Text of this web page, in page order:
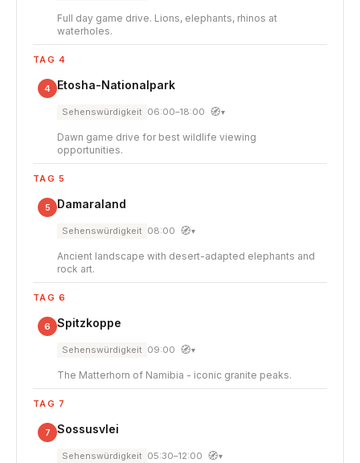
Full day game drive. Lions, elephants, rhinos at
waterholes.
TAG 4
4 Etosha-Nationalpark
Sehenswürdigkeit 06:00–18:00 🧭▾
Dawn game drive for best wildlife viewing
opportunities.
TAG 5
5 Damaraland
Sehenswürdigkeit 08:00 🧭▾
Ancient landscape with desert-adapted elephants and
rock art.
TAG 6
6 Spitzkoppe
Sehenswürdigkeit 09:00 🧭▾
The Matterhorn of Namibia - iconic granite peaks.
TAG 7
7 Sossusvlei
Sehenswürdigkeit 05:30–12:00 🧭▾